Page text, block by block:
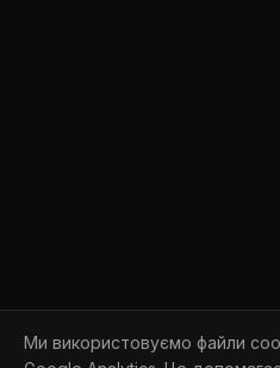
Ми використовуємо файли